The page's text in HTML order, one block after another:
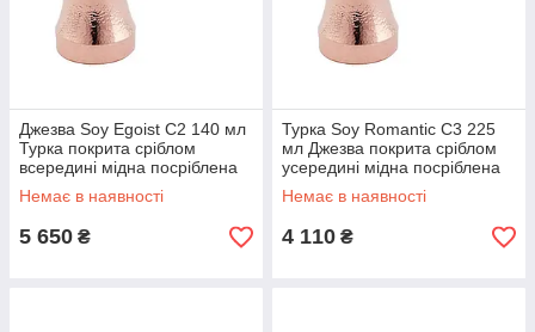
Джезва Soy Egoist С2 140 мл
Турка покрита сріблом
всередині мідна посріблена
для кави по східному
Немає в наявності
5 650 ₴
Турка Soy Romantic C3 225
мл Джезва покрита сріблом
усередині мідна посріблена
для кави по східному
Немає в наявності
4 110 ₴